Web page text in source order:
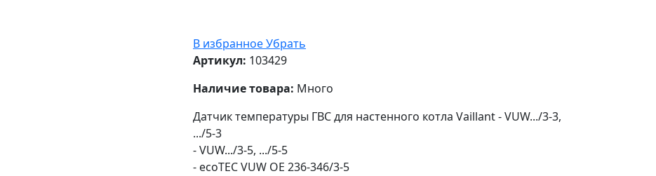
В избранноеУбрать
Артикул: 103429
Наличие товара: Много
Датчик температуры ГВС для настенного котла Vaillant - VUW.../3-3,
.../5-3
- VUW.../3-5, .../5-5
- ecoTEC VUW OE 236-346/3-5